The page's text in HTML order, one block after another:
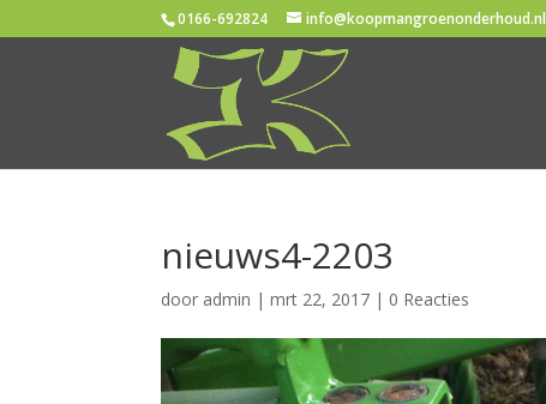
0166-692824 info@koopmangroenonderhoud.nl
nieuws4-2203
door admin |mrt 22, 2017 | 0 Reacties